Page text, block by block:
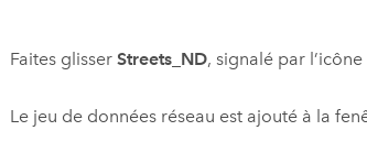
Faites glisserStreets_ND, signalé par
Le jeu de données réseau est ajouté à la